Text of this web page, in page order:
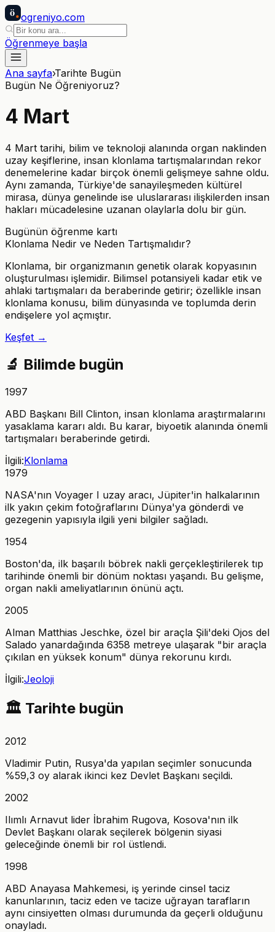
ö ogreniyo.com
Öğrenmeye başla
Ana sayfa›Tarihte Bugün
Bugün Ne Öğreniyoruz?
4 Mart
4 Mart tarihi, bilim ve teknoloji alanında organ naklinden
uzay keşiflerine, insan klonlama tartışmalarından rekor
denemelerine kadar birçok önemli gelişmeye sahne oldu.
Aynı zamanda, Türkiye'de sanayileşmeden kültürel
mirasa, dünya genelinde ise uluslararası ilişkilerden insan
hakları mücadelesine uzanan olaylarla dolu bir gün.
Bugünün öğrenme kartı
Klonlama Nedir ve Neden Tartışmalıdır?
Klonlama, bir organizmanın genetik olarak kopyasının
oluşturulması işlemidir. Bilimsel potansiyeli kadar etik ve
ahlaki tartışmaları da beraberinde getirir; özellikle insan
klonlama konusu, bilim dünyasında ve toplumda derin
endişelere yol açmıştır.
Keşfet →
🔬 Bilimde bugün
1997
ABD Başkanı Bill Clinton, insan klonlama araştırmalarını
yasaklama kararı aldı. Bu karar, biyoetik alanında önemli
tartışmaları beraberinde getirdi.
İlgili:Klonlama
1979
NASA'nın Voyager I uzay aracı, Jüpiter'in halkalarının
ilk yakın çekim fotoğraflarını Dünya'ya gönderdi ve
gezegenin yapısıyla ilgili yeni bilgiler sağladı.
1954
Boston'da, ilk başarılı böbrek nakli gerçekleştirilerek tıp
tarihinde önemli bir dönüm noktası yaşandı. Bu gelişme,
organ nakli ameliyatlarının önünü açtı.
2005
Alman Matthias Jeschke, özel bir araçla Şili'deki Ojos del
Salado yanardağında 6358 metreye ulaşarak "bir araçla
çıkılan en yüksek konum" dünya rekorunu kırdı.
İlgili:Jeoloji
🏛️ Tarihte bugün
2012
Vladimir Putin, Rusya'da yapılan seçimler sonucunda
%59,3 oy alarak ikinci kez Devlet Başkanı seçildi.
2002
Ilımlı Arnavut lider İbrahim Rugova, Kosova'nın ilk
Devlet Başkanı olarak seçilerek bölgenin siyasi
geleceğinde önemli bir rol üstlendi.
1998
ABD Anayasa Mahkemesi, iş yerinde cinsel taciz
kanunlarının, taciz eden ve tacize uğrayan tarafların
aynı cinsiyetten olması durumunda da geçerli olduğunu
onayladı.